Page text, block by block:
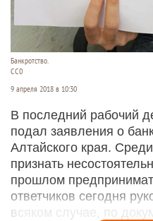
Банкротство.
СС0
9 апреля 2018 в 10:30
В последний рабочий
подал заявления о
Алтайского края.
признать
прошлом
ответчиков сегодня
всяком случае, по